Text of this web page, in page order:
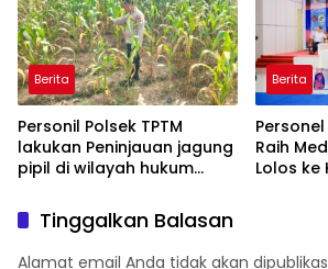
POLDA
Berita
Personil Polsek TPTM
lakukan Peninjauan jagung
pipil di wilayah hukum
Berita
Raih
Lolos ke
Tinggalkan Balasan
Alamat email Anda tidak akan